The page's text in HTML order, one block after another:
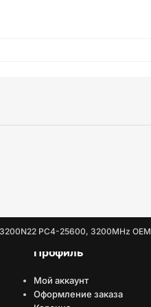
PC4-25600, 3200MHz OEM
Профиль
Мой аккаунт
Оформление заказа